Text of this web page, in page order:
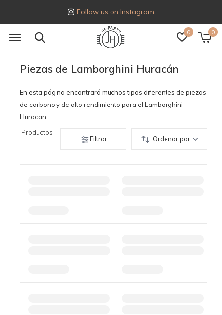
0 0
Follow us on Instagram
Piezas de Lamborghini Huracán
En esta página encontrará muchos tipos diferentes de piezas
de carbono y de alto rendimiento para el Lamborghini
Huracan.
Productos
Filtrar
Ordenar por